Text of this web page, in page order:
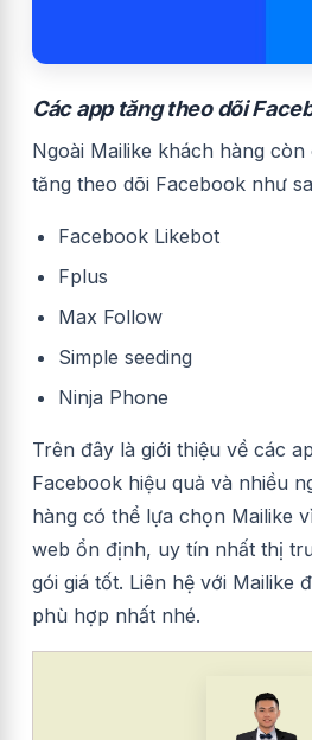
Các app tăng theo dõi
Ngoài Mailike khách hàng
tăng theo dõi Facebook như
Facebook Likebot
Fplus
Max Follow
Simple seeding
Ninja Phone
Trên đây là giới thiệu về các
Facebook hiệu quả và nhiều
hàng có thể lựa chọn Mailike
web ổn định, uy tín nhất thị
gói giá tốt. Liên hệ với Mailike
phù hợp nhất nhé.